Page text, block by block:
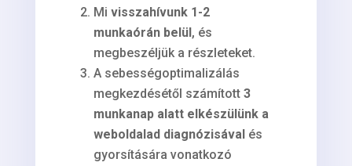
Mi visszahívunk 1-2
munkaórán belül, és
megbeszéljük a részleteket.
A sebességoptimalizálás
megkezdésétől számított 3
munkanap alatt elkészülünk a
weboldalad diagnózisávalés
gyorsítására vonatkozó